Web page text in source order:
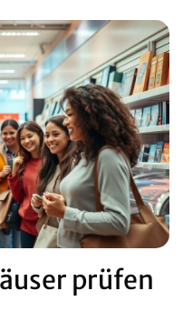
prüfen